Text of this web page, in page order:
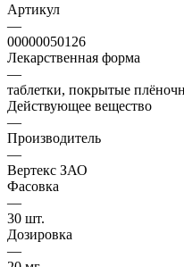
Артикул
—
00000050126
Лекарственная форма
—
таблетки, покрытые
Действующее вещество
—
Производитель
—
Вертекс ЗАО
Фасовка
—
30 шт.
Дозировка
—